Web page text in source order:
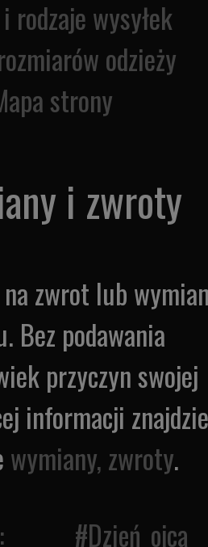
rodzaje wysyłek
odzieży
strony
i zwroty
zwrot lub
Bez podawania
przyczyn swojej
informacji
wymiany, zwroty.
#Dzień_ojca